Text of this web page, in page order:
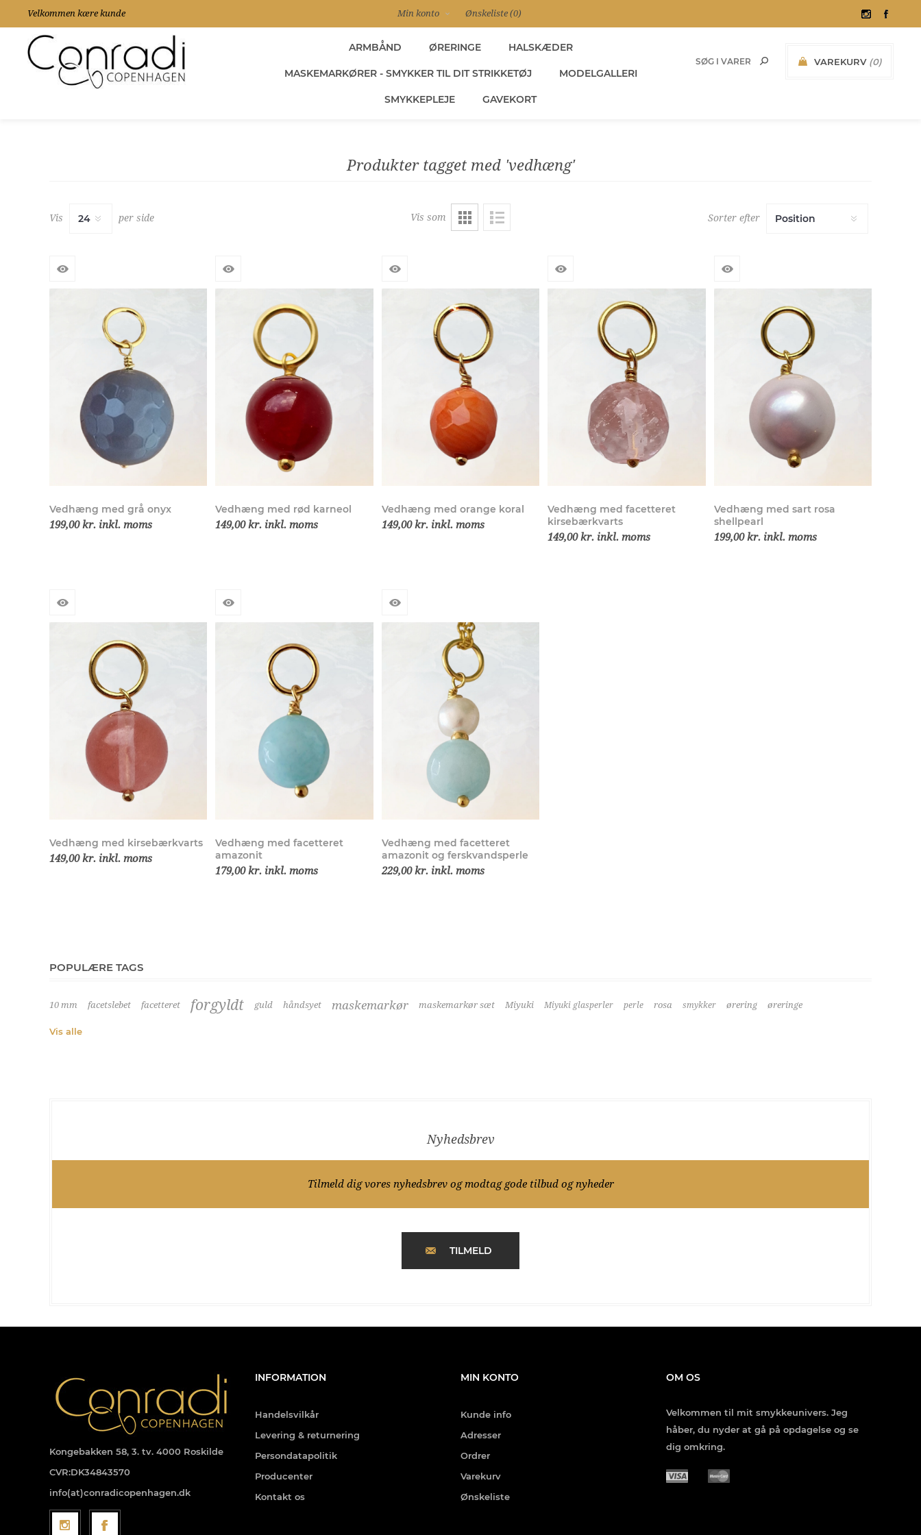
Velkommen kære kunde Min konto Ønskeliste (0)
VAREKURV (0)
ARMBÅND ØRERINGE HALSKÆDER
MASKEMARKØRER - SMYKKER TIL DIT STRIKKETØJ MODELGALLERI
SMYKKEPLEJE GAVEKORT
Produkter tagget med 'vedhæng'
Vis som Sorter efter
Vis per side
Vedhæng med grå onyx
199,00 kr. inkl. moms
Vedhæng med rød karneol
149,00 kr. inkl. moms
Vedhæng med orange koral
149,00 kr. inkl. moms
Vedhæng med facetteret
kirsebærkvarts
149,00 kr. inkl. moms
Vedhæng med sart rosa
shellpearl
199,00 kr. inkl. moms
Vedhæng med kirsebærkvarts
149,00 kr. inkl. moms
Vedhæng med facetteret
amazonit
179,00 kr. inkl. moms
Vedhæng med facetteret
amazonit og ferskvandsperle
229,00 kr. inkl. moms
POPULÆRE TAGS
10 mm facetslebet facetteret forgyldt guld håndsyet maskemarkør maskemarkør sæt Miyuki Miyuki glasperler perle rosa smykker ørering øreringe
Vis alle
Nyhedsbrev
Tilmeld dig vores nyhedsbrev og modtag gode tilbud og nyheder
TILMELD
Kongebakken 58, 3. tv. 4000 Roskilde
CVR:DK34843570
info(at)conradicopenhagen.dk
INFORMATION
Handelsvilkår
Levering & returnering
Persondatapolitik
Producenter
Kontakt os
MIN KONTO
Kunde info
Adresser
Ordrer
Varekurv
Ønskeliste
OM OS
Velkommen til mit smykkeunivers. Jeg
håber, du nyder at gå på opdagelse og se
dig omkring.